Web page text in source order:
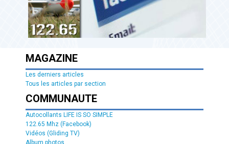
MAGAZINE
Les derniers articles
Tous les articles par section
COMMUNAUTE
Autocollants LIFE IS SO SIMPLE
122.65 Mhz (Facebook)
Vidéos (Gliding TV)
Album photos